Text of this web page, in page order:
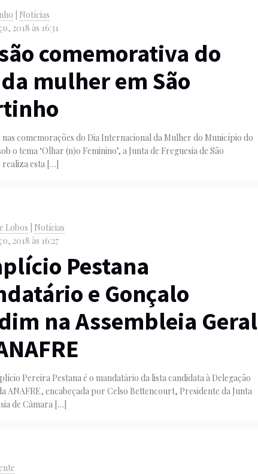
Notícias
2018 às 16:31
comemorativa do
mulher em São
comemorações do Dia Internacional da Mulher do Município do
o tema ‘Olhar (n)o Feminino’, a Junta de Freguesia de São
esta […]
Lobos
Notícias
2018 às 16:27
Pestana
e Gonçalo
na Assembleia Geral
Pereira Pestana é o mandatário da lista candidata à Delegação
ANAFRE, encabeçada por Celso Bettencourt, Presidente da Junta
de Câmara […]